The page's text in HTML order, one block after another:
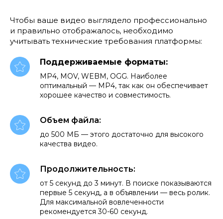
Чтобы ваше видео выглядело профессионально
и правильно отображалось, необходимо
учитывать технические требования платформы:
Поддерживаемые форматы:
MP4, MOV, WEBM, OGG. Наиболее
оптимальный — MP4, так как он обеспечивает
хорошее качество и совместимость.
Объем файла:
до 500 МБ — этого достаточно для высокого
качества видео.
Продолжительность:
от 5 секунд до 3 минут. В поиске показываются
первые 5 секунд, а в объявлении — весь ролик.
Для максимальной вовлеченности
рекомендуется 30-60 секунд.